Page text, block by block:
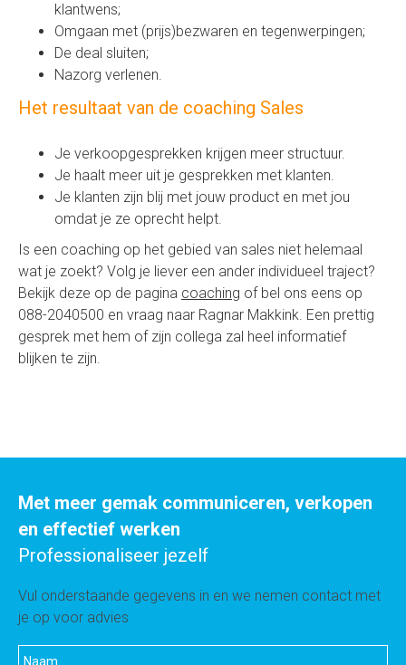
klantwens;
Omgaan met (prijs)bezwaren en tegenwerpingen;
De deal sluiten;
Nazorg verlenen.
Het resultaat van de coaching Sales
Je verkoopgesprekken krijgen meer structuur.
Je haalt meer uit je gesprekken met klanten.
Je klanten zijn blij met jouw product en met jou
omdat je ze oprecht helpt.
Is een coaching op het gebied van sales niet helemaal
wat je zoekt? Volg je liever een ander individueel traject?
Bekijk deze op de pagina coaching of bel ons eens op
088-2040500 en vraag naar Ragnar Makkink. Een prettig
gesprek met hem of zijn collega zal heel informatief
blijken te zijn.
Met meer gemak communiceren, verkopen
en effectief werken
Professionaliseer jezelf
Vul onderstaande gegevens in en we nemen contact met
je op voor advies